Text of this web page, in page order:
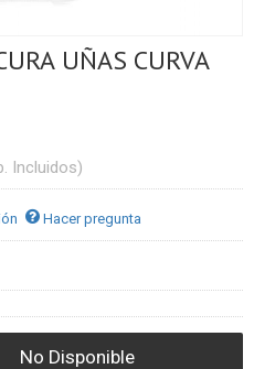
UÑAS CURVA
Incluidos)
Hacer pregunta
No Disponible